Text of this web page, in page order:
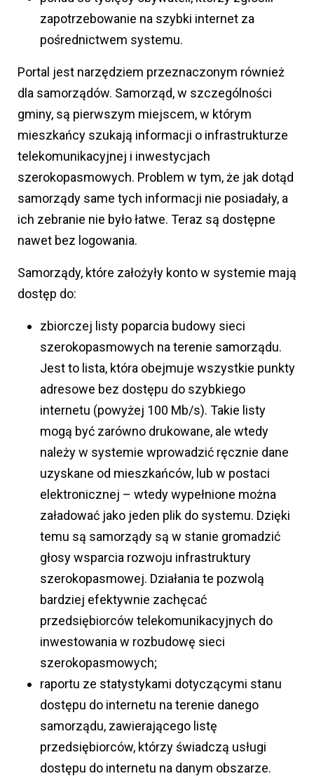
zapotrzebowanie na szybki internet za
pośrednictwem systemu.
Portal jest narzędziem przeznaczonym również
dla samorządów. Samorząd, w szczególności
gminy, są pierwszym miejscem, w którym
mieszkańcy szukają informacji o infrastrukturze
telekomunikacyjnej i inwestycjach
szerokopasmowych. Problem w tym, że jak dotąd
samorządy same tych informacji nie posiadały, a
ich zebranie nie było łatwe. Teraz są dostępne
nawet bez logowania.
Samorządy, które założyły konto w systemie mają
dostęp do:
zbiorczej listy poparcia budowy sieci
szerokopasmowych na terenie samorządu.
Jest to lista, która obejmuje wszystkie punkty
adresowe bez dostępu do szybkiego
internetu (powyżej 100 Mb/s). Takie listy
mogą być zarówno drukowane, ale wtedy
należy w systemie wprowadzić ręcznie dane
uzyskane od mieszkańców, lub w postaci
elektronicznej – wtedy wypełnione można
załadować jako jeden plik do systemu. Dzięki
temu są samorządy są w stanie gromadzić
głosy wsparcia rozwoju infrastruktury
szerokopasmowej. Działania te pozwolą
bardziej efektywnie zachęcać
przedsiębiorców telekomunikacyjnych do
inwestowania w rozbudowę sieci
szerokopasmowych;
raportu ze statystykami dotyczącymi stanu
dostępu do internetu na terenie danego
samorządu, zawierającego listę
przedsiębiorców, którzy świadczą usługi
dostępu do internetu na danym obszarze.